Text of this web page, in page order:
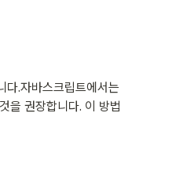
.자바스크립트에서는
을 권장합니다. 이 방법